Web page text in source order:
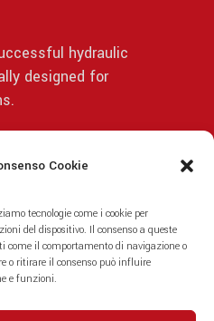
Cookie
tecnologie come i cookie per
del dispositivo. Il consenso a queste
come il comportamento di navigazione o
o ritirare il consenso può influire
e funzioni.
hydraulic
designed for